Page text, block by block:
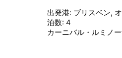
出発港: ブリスベン,
泊数: 4
カーニバル・ルミノ